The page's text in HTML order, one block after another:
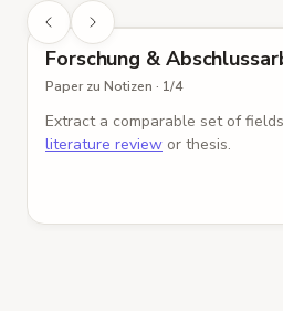
Forschung &
Paper zu Notizen · 1/4
Extract a comparable set of
literature review or thesis.